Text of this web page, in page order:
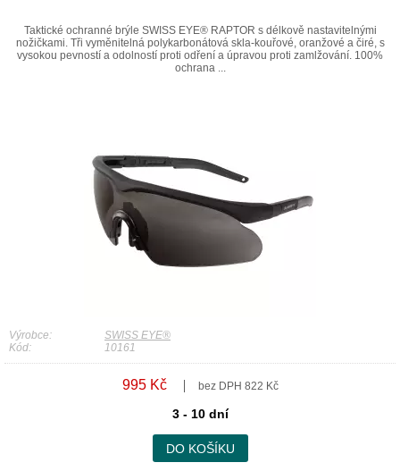
Taktické ochranné brýle SWISS EYE® RAPTOR s délkově nastavitelnými
nožičkami. Tři vyměnitelná polykarbonátová skla-kouřové, oranžové a čiré, s
vysokou pevností a odolností proti odření a úpravou proti zamlžování. 100%
ochrana ...
Výrobce:
SWISS EYE®
Kód:
10161
995 Kč bez DPH 822 Kč
3 - 10 dní
DO KOŠÍKU